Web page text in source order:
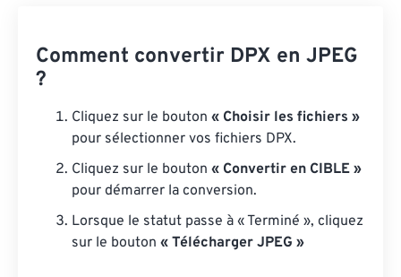
Comment convertir DPX en JPEG
?
Cliquez sur le bouton « Choisir les fichiers »
pour sélectionner vos fichiers DPX.
Cliquez sur le bouton « Convertir en CIBLE »
pour démarrer la conversion.
Lorsque le statut passe à « Terminé », cliquez
sur le bouton « Télécharger JPEG »